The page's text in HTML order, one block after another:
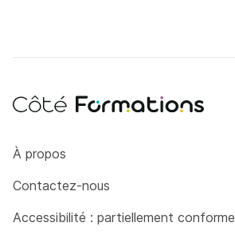
Côté Formations
À propos
Contactez-nous
Accessibilité : partiellement conforme